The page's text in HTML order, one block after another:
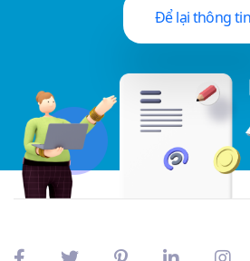
Để lại thông tin